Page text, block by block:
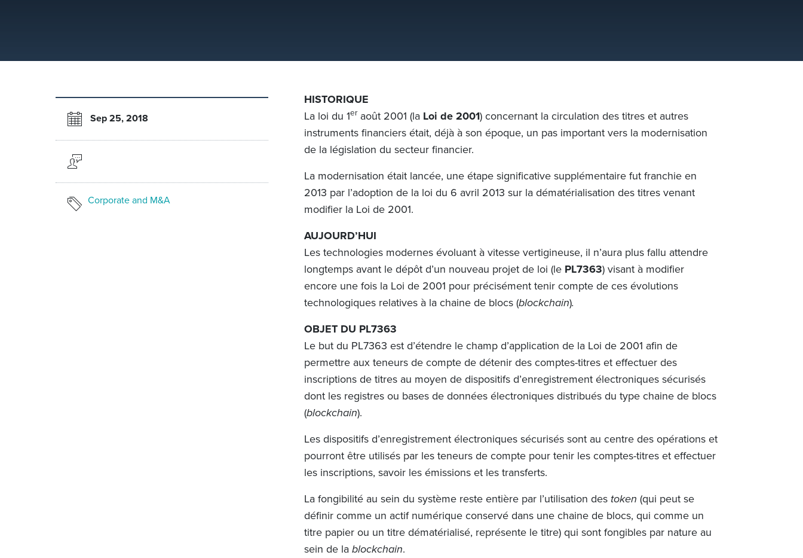
Sep 25, 2018
Corporate and M&A
HISTORIQUE
La loi du 1eraoût 2001 (la Loi de 2001) concernant la circulation des titres et autres
instruments financiers était, déjà à son époque, un pas important vers la modernisation
de la législation du secteur financier.
La modernisation était lancée, une étape significative supplémentaire fut franchie en
2013 par l’adoption de la loi du 6 avril 2013 sur la dématérialisation des titres venant
modifier la Loi de 2001.
AUJOURD’HUI
Les technologies modernes évoluant à vitesse vertigineuse, il n’aura plus fallu attendre
longtemps avant le dépôt d’un nouveau projet de loi (le PL7363) visant à modifier
encore une fois la Loi de 2001 pour précisément tenir compte de ces évolutions
technologiques relatives à la chaine de blocs (blockchain).
OBJET DU PL7363
Le but du PL7363 est d’étendre le champ d’application de la Loi de 2001 afin de
permettre aux teneurs de compte de détenir des comptes-titres et effectuer des
inscriptions de titres au moyen de dispositifs d’enregistrement électroniques sécurisés
dont les registres ou bases de données électroniques distribués du type chaine de blocs
(blockchain).
Les dispositifs d’enregistrement électroniques sécurisés sont au centre des opérations et
pourront être utilisés par les teneurs de compte pour tenir les comptes-titres et effectuer
les inscriptions, savoir les émissions et les transferts.
La fongibilité au sein du système reste entière par l’utilisation des token (qui peut se
définir comme un actif numérique conservé dans une chaine de blocs, qui comme un
titre papier ou un titre dématérialisé, représente le titre) qui sont fongibles par nature au
sein de lablockchain.